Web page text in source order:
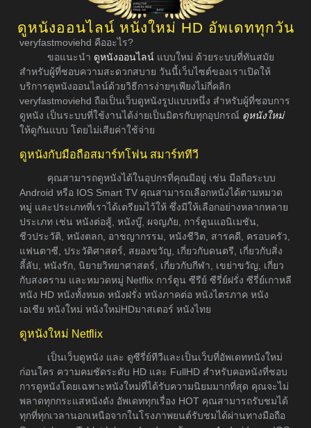
ดูหนังออนไลน์ หนังใหม่ HD อัพเดททุกวัน
veryfastmoviehd คืออะไร?
ขอแนะนำ ดูหนังออนไลน์ แบบใหม่ ด้วยระบบที่ทันสมัย
สำหรับผู้ที่ชอบความสะดวกสบาย วันนี้เว็บไซต์ของเราเปิดให้
บริการดูหนังออนไลน์ด้วยวิธีการง่ายๆเพียงไม่กี่คลิก
veryfastmoviehd ถือเป็นเว็บดูหนังรูปแบบหนึ่ง สำหรับผู้ที่ชอบการ
ดูหนัง เป็นระบบที่ใช้งานได้ง่ายเป็นมิตรกับทุกอุปกรณ์ ดูหนังใหม่
ให้ดูกันแบบ โดยไม่เสียค่าใช้จ่าย
ดูหนังกับมือถือสมาร์ทโฟน สมาร์ททีวี
คุณสามารถดูหนังได้ในอุปกรที่คุณมีอยู่ เช่น มือถือระบบ
Android หรือ IOS Smart TV คุณสามารถเลือกหนังได้ตามหมวด
หมู่ และประเภทที่เราได้เตรียมไว้ให้ ซึ่งมีให้เลือกอย่างหลากหลาย
ประเภท เช่น หนังต่อสู้, หนังบู๊, ผจญภัย, การ์ตูนแอนิเมชัน,
ชีวประวัติ, หนังตลก, อาชญากรรม, หนังชีวิต, สารคดี, ครอบครัว,
แฟนตาซี, ประวัติศาสตร์, สยองขวัญ, เกี่ยวกับดนตรี, เกี่ยวกับสิ่ง
ลี้ลับ, หนังรัก, นิยายวิทยาศาสตร์, เกี่ยวกับกีฬา, เขย่าขวัญ, เกี่ยว
กับสงคราม และหมวดหมู่ Netflix การ์ตูน ซีรีย์ ซีรี่ย์ฝรั่ง ซีรี่ย์เกาหลี
หนัง HD หนังทั้งหมด หนังฝรั่ง หนังภาคต่อ หนังไตรภาค หนัง
เอเชีย หนังใหม่ หนังใหม่HDมาสเตอร์ หนังไทย
ดูหนังใหม่ Netflix
เป็นเว็บดูหนัง และ ดูซีรี่ย์ทีวีและเป็นเว็บที่อัพเดทหนังใหม่
ก่อนใคร ความคมชัดระดับ HD และ FullHD สำหรับคอหนังที่ชอบ
การดูหนังโดยเฉพาะหนังใหม่ที่ได้รับความนิยมมากที่สุด คุณจะไม่
พลาดทุกกระแสหนังดัง อัพเดททุกเรื่อง HOT คุณสามารถรับชมได้
ทุกที่ทุกเวลานอกเหนือจากในโรงภาพยนต์รับชมได้ผ่านทางมือถือ